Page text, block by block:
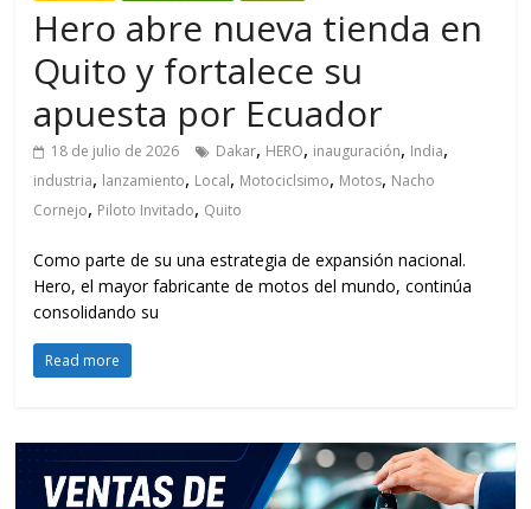
Hero abre nueva tienda en
Quito y fortalece su
apuesta por Ecuador
18 de julio de 2026 Dakar, HERO, inauguración, India,
industria, lanzamiento, Local, Motociclsimo, Motos, Nacho
Cornejo, Piloto Invitado, Quito
Como parte de su una estrategia de expansión nacional.
Hero, el mayor fabricante de motos del mundo, continúa
consolidando su
Read more